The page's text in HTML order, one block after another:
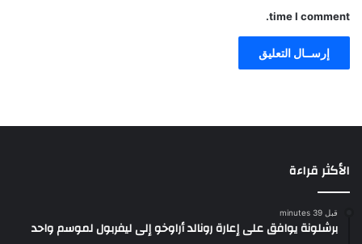
time I comment.
الأكثر قراءة
قبل 39 minutes
برشلونة يوافق على إعارة رونالد أراوخو إلى ليفربول لموسم واحد